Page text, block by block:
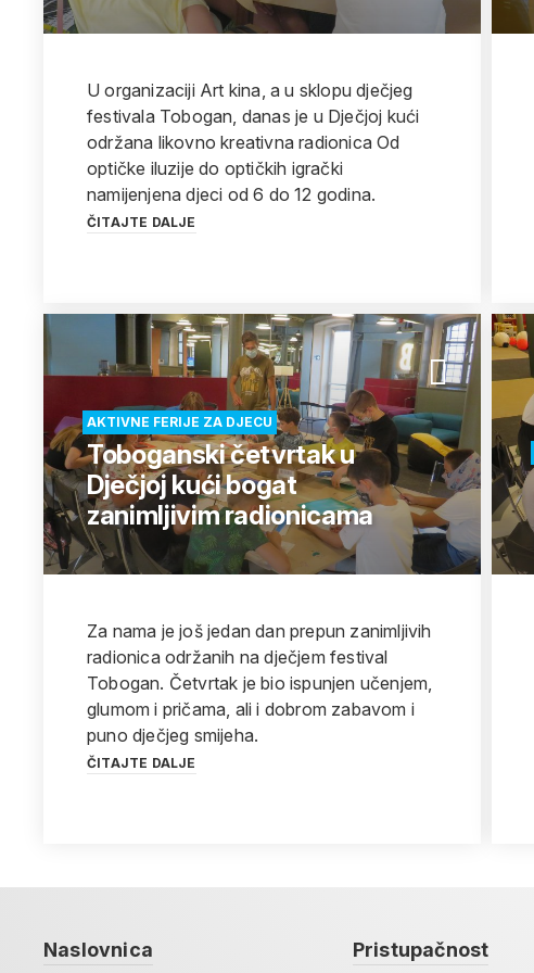
U organizaciji Art kina, a u sklopu dječjeg
festivala Tobogan, danas je u Dječjoj kući
održana likovno kreativna radionica Od
optičke iluzije do optičkih igrački
namijenjena djeci od 6 do 12 godina.
ČITAJTE DALJE
AKTIVNE FERIJE ZA DJECU
Toboganski četvrtak u
Dječjoj kući bogat
zanimljivim radionicama
Za nama je još jedan dan prepun zanimljivih
radionica održanih na dječjem festival
Tobogan. Četvrtak je bio ispunjen učenjem,
glumom i pričama, ali i dobrom zabavom i
puno dječjeg smijeha.
ČITAJTE DALJE
Naslovnica Pristupačnost